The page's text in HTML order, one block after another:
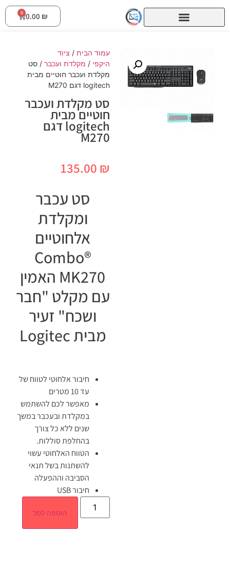
0.00 ₪
0
עמוד הבית / ציוד
היקפי / מקלדת ועכבר / סט
מקלדת ועכבר חוטיים מבית
logitech דגם M270
סט מקלדת ועכבר
חוטיים מבית
logitech דגם
M270
135.00 ₪
סט עכבר
ומקלדת
אלחוטיים
Combo®
MK270 האמין
עם מקלט "חבר
ושכח" זעיר
מבית Logitec
חיבור אלחוטי לטווח של
עד 10 מטרים
מאפשר לכם להשתמש
במקלדת ובעכבר במשך
שנים ללא כל צורך
בהחלפת סוללות.
הטווח האלחוטי עשוי
להשתנות בשל תנאי
הסביבה וההפעלה
חיבור USB
הוספה לסל